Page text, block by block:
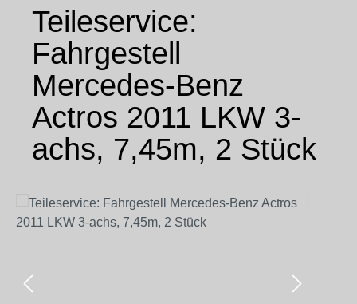
Teileservice:
Fahrgestell
Mercedes-Benz
Actros 2011 LKW 3-
achs, 7,45m, 2 Stück
Bildergalerie überspringen